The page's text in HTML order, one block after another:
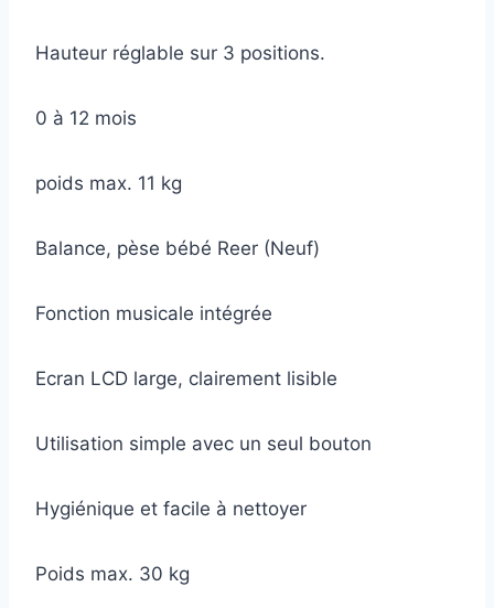
Hauteur réglable sur 3 positions.
0 à 12 mois
poids max. 11 kg
Balance, pèse bébé Reer (Neuf)
Fonction musicale intégrée
Ecran LCD large, clairement lisible
Utilisation simple avec un seul bouton
Hygiénique et facile à nettoyer
Poids max. 30 kg